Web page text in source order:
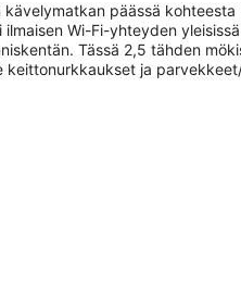
kävelymatkan päässä kohteesta
Wi-Fi-yhteyden
Tässä 2,5 tähden
keittonurkkaukset ja